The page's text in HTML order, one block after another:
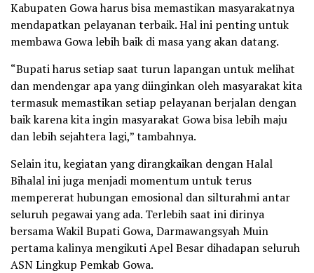
Kabupaten Gowa harus bisa memastikan masyarakatnya
mendapatkan pelayanan terbaik. Hal ini penting untuk
membawa Gowa lebih baik di masa yang akan datang.
“Bupati harus setiap saat turun lapangan untuk melihat
dan mendengar apa yang diinginkan oleh masyarakat kita
termasuk memastikan setiap pelayanan berjalan dengan
baik karena kita ingin masyarakat Gowa bisa lebih maju
dan lebih sejahtera lagi,” tambahnya.
Selain itu, kegiatan yang dirangkaikan dengan Halal
Bihalal ini juga menjadi momentum untuk terus
mempererat hubungan emosional dan silturahmi antar
seluruh pegawai yang ada. Terlebih saat ini dirinya
bersama Wakil Bupati Gowa, Darmawangsyah Muin
pertama kalinya mengikuti Apel Besar dihadapan seluruh
ASN Lingkup Pemkab Gowa.